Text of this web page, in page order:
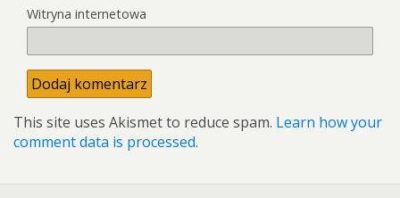
Witryna internetowa
This site uses Akismet to reduce spam. Learn how your
comment data is processed.